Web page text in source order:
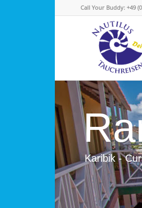
Call Your Buddy: +49
Karibik -